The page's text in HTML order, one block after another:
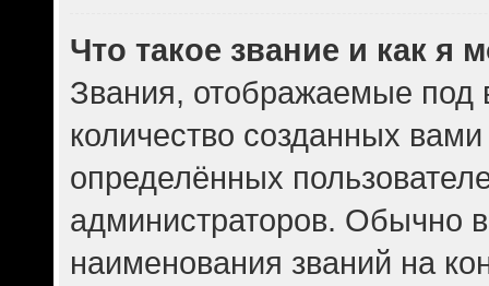
Что такое звание и как я
Звания, отображаемые
количество созданных
определённых
администраторов. Обычно
наименования званий на